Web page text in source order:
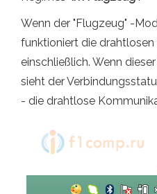
Wenn der "Flugzeug" -
funktioniert die
einschließlich. Wenn
sieht der
- die drahtlose